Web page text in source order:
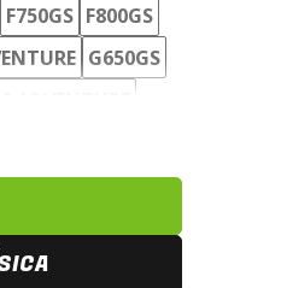
F750GS F800GS
G650GS
TÉNÉRÉ1200Z